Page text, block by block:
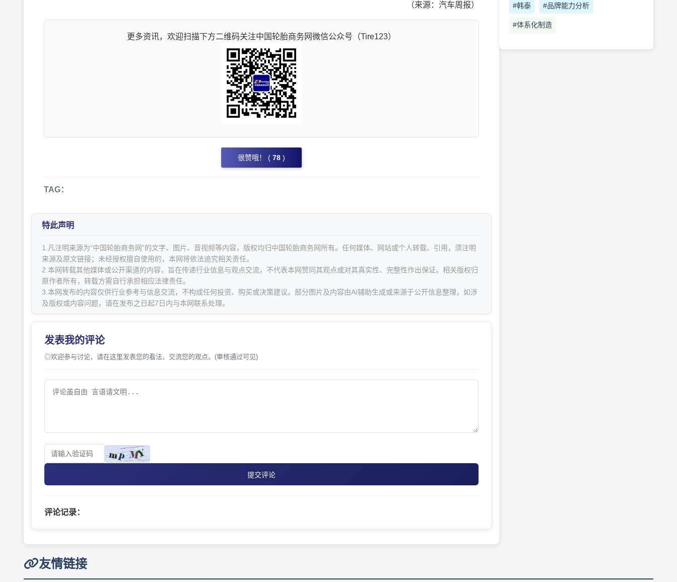
（来源：汽车周报）
更多资讯，欢迎扫描下方二维码关注中国轮胎商务网微信公众号（Tire123）
很赞哦！ ( 78 )
TAG：
特此声明
1.凡注明来源为“中国轮胎商务网”的文字、图片、音视频等内容，版权均归中国轮胎商务网所有。任何媒体、网站或个人转载、引用，须注明
来源及原文链接；未经授权擅自使用的，本网将依法追究相关责任。
2.本网转载其他媒体或公开渠道的内容，旨在传递行业信息与观点交流，不代表本网赞同其观点或对其真实性、完整性作出保证。相关版权归
原作者所有，转载方需自行承担相应法律责任。
3.本网发布的内容仅供行业参考与信息交流，不构成任何投资、购买或决策建议。部分图片及内容由AI辅助生成或来源于公开信息整理，如涉
及版权或内容问题，请在发布之日起7日内与本网联系处理。
发表我的评论
◎欢迎参与讨论，请在这里发表您的看法、交流您的观点。(审核通过可见)
提交评论
评论记录：
#韩泰 #品牌能力分析
#体系化制造
友情链接